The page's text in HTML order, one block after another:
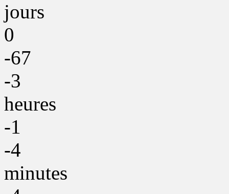
jours
0
-67
-3
heures
-1
-4
minutes